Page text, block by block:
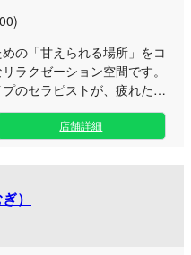
の「甘えられる場所」をコ
ラクゼーション空間です。
のセラピストが、疲れた心
します。 日々のストレス
もの頃に戻ったかのような
空間をご用意いたしまし
」「ただただ優しさに癒
家に帰ってきたかのような
夜やふと力を抜きたくなっ
店舗詳細
）